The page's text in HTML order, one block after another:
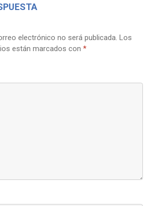
electrónico no será publicada. Los
están marcados con *